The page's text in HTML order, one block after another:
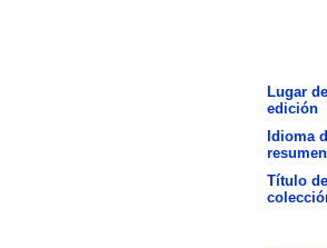
Lugar de
edición
Idioma
resumen
Título